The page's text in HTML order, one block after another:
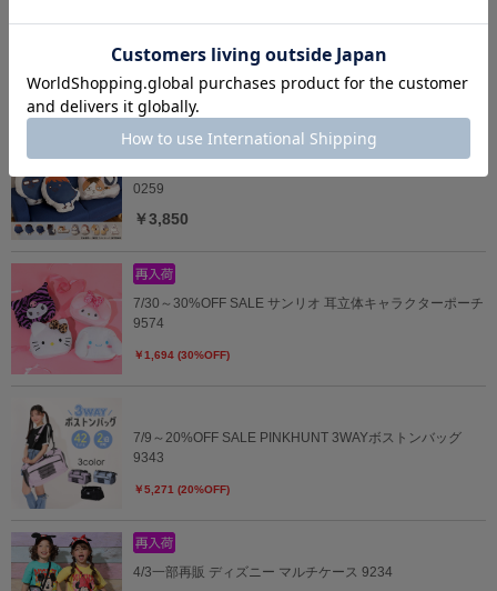
セット ホワイト 0704
￥5,273 (40%OFF)
0259
￥3,850
7/30～30%OFF SALE サンリオ 耳立体キャラクターポーチ
9574
￥1,694 (30%OFF)
7/9～20%OFF SALE PINKHUNT 3WAYボストンバッグ
9343
￥5,271 (20%OFF)
4/3一部再販 ディズニー マルチケース 9234